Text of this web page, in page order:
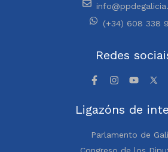
(+34) 608 338
Redes
Ligazóns de
Parlamento de